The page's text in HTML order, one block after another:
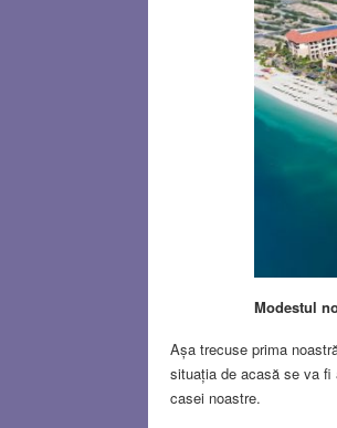
Modestul
Așa trecuse prima
situația de acasă se va
casei noastre.